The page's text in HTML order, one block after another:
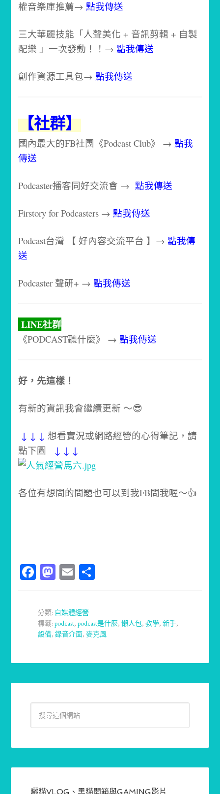
權音樂庫推薦→ 點我傳送
三大華麗技能「人聲美化 + 音訊剪輯 + 自製
配樂 」一次發動！！→ 點我傳送
創作資源工具包→ 點我傳送
【社群】
國內最大的FB社團《Podcast Club》 → 點我
傳送
Podcaster播客同好交流會 → 點我傳送
Firstory for Podcasters → 點我傳送
Podcast台灣 【 好內容交流平台 】→ 點我傳
送
Podcaster 聲研+ → 點我傳送
LINE社群
《PODCAST聽什麼》 → 點我傳送
好，先這樣！
有新的資訊我會繼續更新 ～😎
↓ ↓ ↓ 想看實況或網路經營的心得筆記，請
點下圖
↓ ↓ ↓
各位有想問的問題也可以到我FB問我喔～👍
Facebook
Mastodon
Email
分類: 自媒體經營
標籤:podcast,podcast是什麼,懶人包,教學,新手,
設備,錄音介面,麥克風
曬貓VLOG、黑貓開箱與GAMING影片